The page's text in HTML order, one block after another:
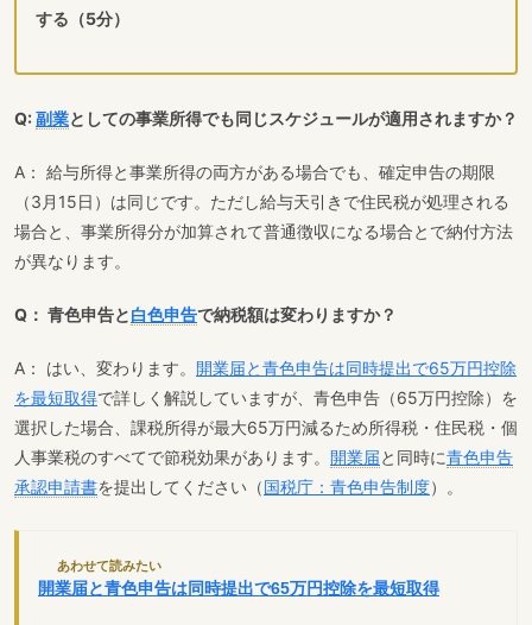
する（5分）
Q:副業としての事業所得でも同じスケジュールが適用されますか？
A： 給与所得と事業所得の両方がある場合でも、確定申告の期限
（3月15日）は同じです。ただし給与天引きで住民税が処理される
場合と、事業所得分が加算されて普通徴収になる場合とで納付方法
が異なります。
Q： 青色申告と白色申告で納税額は変わりますか？
A： はい、変わります。 開業届と青色申告は同時提出で65万円控除
を最短取得で詳しく解説していますが、青色申告（65万円控除）を
選択した場合、課税所得が最大65万円減るため所得税・住民税・個
人事業税のすべてで節税効果があります。 開業届と同時に青色申告
承認申請書を提出してください（国税庁：青色申告制度）。
あわせて読みたい
開業届と青色申告は同時提出で65万円控除を最短取得